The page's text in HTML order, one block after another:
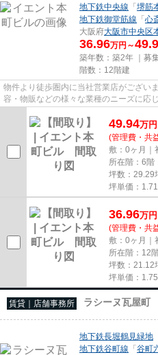
地下鉄中央線 「堺筋
地下鉄御堂筋線 「心
大阪府大阪市中央区
36.96万円～
築年数：築2年 ｜募
階数：12階建
物件より徒歩圏内に当社営業店がござい
容・物販などの様々な業種のニーズに応
尚、弊社ではおとり広告は一切...
49.94万円
(管理費・共
敷：0ヶ月｜
所在階：6階
坪数：29.29
坪単価： 1.71
36.96万円
(管理費・共
敷：0ヶ月｜
所在階：12
坪数：21.12
坪単価： 1.75
賃貸｜店舗事務所 ラシーヌ瓦屋町
地下鉄長堀鶴見緑地
地下鉄谷町線 「谷町